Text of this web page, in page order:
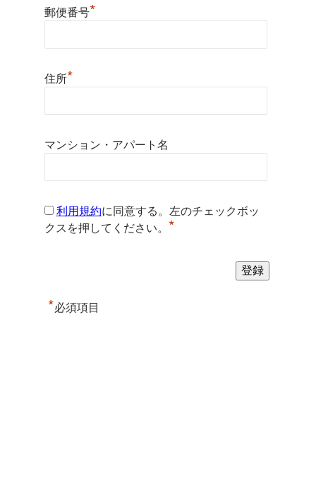
郵便番号*
住所*
マンション・アパート名
利用規約に同意する。左のチェックボッ
クスを押してください。 *
*必須項目